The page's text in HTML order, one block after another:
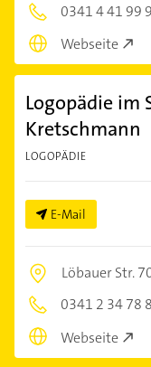
0341 4 41 99
Webseite
Logopädie im
Kretschmann
LOGOPÄDIE
E-Mail
Löbauer Str.
0341 2 34 78
Webseite